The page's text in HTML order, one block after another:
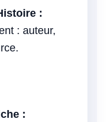
:
: auteur,
: